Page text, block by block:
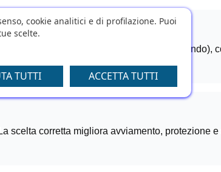
si segue l’intervallo del costruttore (tagliando),
scelta corretta migliora avviamento, protezione
cookie analitici e di profilazione. Puoi
scelte.
TUTTI ACCETTA TUTTI